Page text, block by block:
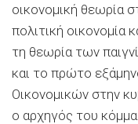
οικονομική θεωρία
πολιτική οικονομία
τη θεωρία των
και το πρώτο
Οικονομικών στην
ο αρχηγός του